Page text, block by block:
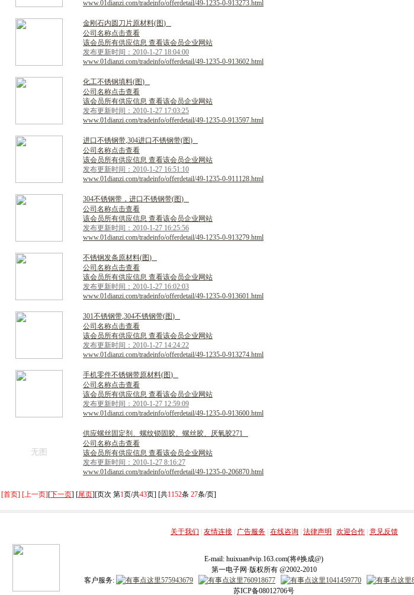
www.01dianzi.com/tradeinfo/offerdetail/49-1235-0-913273.html
金刚 石内 圆 刀 片原材料(图)
公司名称点击查看
该会员所有供应信息 查看该会员企业网站
发布更新时间：2010-1-27 18:04:00
www.01dianzi.com/tradeinfo/offerdetail/49-1235-0-913602.html
化工不锈钢填料(图)
公司名称点击查看
该会员所有供应信息 查看该会员企业网站
发布更新时间：2010-1-27 17:03:25
www.01dianzi.com/tradeinfo/offerdetail/49-1235-0-913597.html
进口不锈钢带,304进口不锈钢带(图)
公司名称点击查看
该会员所有供应信息 查看该会员企业网站
发布更新时间：2010-1-27 16:51:10
www.01dianzi.com/tradeinfo/offerdetail/49-1235-0-911128.html
304不锈钢带 ， 进口不锈钢带(图)
公司名称点击查看
该会员所有供应信息 查看该会员企业网站
发布更新时间：2010-1-27 16:25:56
www.01dianzi.com/tradeinfo/offerdetail/49-1235-0-913279.html
不锈钢发条原材料(图)
公司名称点击查看
该会员所有供应信息 查看该会员企业网站
发布更新时间：2010-1-27 16:02:03
www.01dianzi.com/tradeinfo/offerdetail/49-1235-0-913601.html
301不锈钢带,304不锈钢带(图)
公司名称点击查看
该会员所有供应信息 查看该会员企业网站
发布更新时间：2010-1-27 14:24:22
www.01dianzi.com/tradeinfo/offerdetail/49-1235-0-913274.html
手机零件不锈钢带原材料(图)
公司名称点击查看
该会员所有供应信息 查看该会员企业网站
发布更新时间：2010-1-27 12:59:09
www.01dianzi.com/tradeinfo/offerdetail/49-1235-0-913600.html
无图
供应螺丝 固 定剂 、 螺纹锁 固 胶、 螺丝胶、 厌氧胶271
公司名称点击查看
该会员所有供应信息 查看该会员企业网站
发布更新时间：2010-1-27 8:16:27
www.01dianzi.com/tradeinfo/offerdetail/49-1235-0-206870.html
[首页] [上一页][下一页] [尾页][页次 第1页/共43页] [共1152条 27条/页]
关于我们
友情连接 广告服务 在线咨询 法律声明 欢迎合作 意见反馈
E-mail: huixuan#vip.163.com(将#换成@)
第一电子网·版权所有 @2002-2010
客户服务:
苏ICP备08012706号